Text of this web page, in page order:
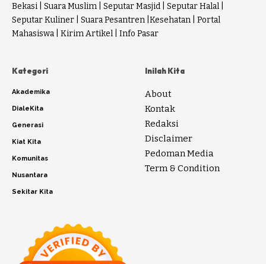
Bekasi
Suara Muslim Seputar Masjid Seputar Halal
Seputar Kuliner
Suara Pesantren Kesehatan
Portal
Mahasiswa
Kirim Artikel Info Pasar
Kategori
Akademika
DialeKita
Generasi
Kiat Kita
Komunitas
Nusantara
Sekitar Kita
Inilah Kita
About
Kontak
Redaksi
Disclaimer
Pedoman Media
Term & Condition